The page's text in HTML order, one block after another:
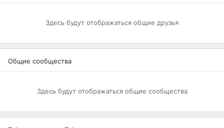
Здесь будут отображаться общие друзья
Общие сообщества
Здесь будут отображаться общие сообщества